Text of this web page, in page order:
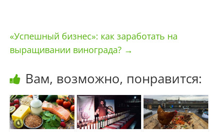
«Успешный бизнес»: как заработать на
выращивании винограда? →
Вам, возможно, понравится: